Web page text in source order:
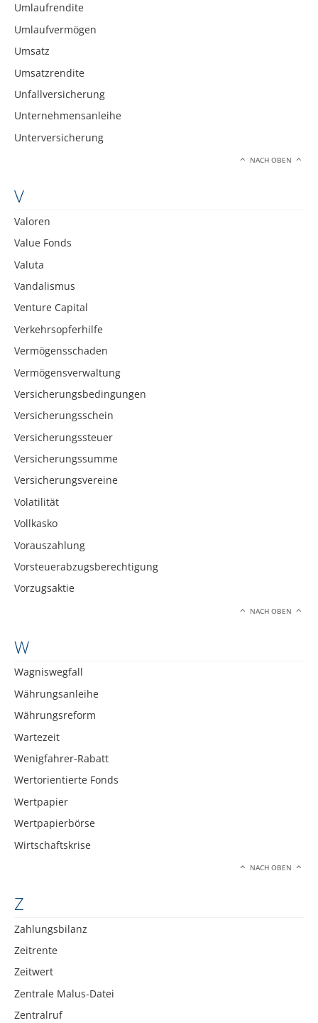
Umlaufrendite
Umlaufvermögen
Umsatz
Umsatzrendite
Unfallversicherung
Unternehmensanleihe
Unterversicherung
NACH OBEN
V
Valoren
Value Fonds
Valuta
Vandalismus
Venture Capital
Verkehrsopferhilfe
Vermögensschaden
Vermögensverwaltung
Versicherungsbedingungen
Versicherungsschein
Versicherungssteuer
Versicherungssumme
Versicherungsvereine
Volatilität
Vollkasko
Vorauszahlung
Vorsteuerabzugsberechtigung
Vorzugsaktie
NACH OBEN
W
Wagniswegfall
Währungsanleihe
Währungsreform
Wartezeit
Wenigfahrer-Rabatt
Wertorientierte Fonds
Wertpapier
Wertpapierbörse
Wirtschaftskrise
NACH OBEN
Z
Zahlungsbilanz
Zeitrente
Zeitwert
Zentrale Malus-Datei
Zentralruf